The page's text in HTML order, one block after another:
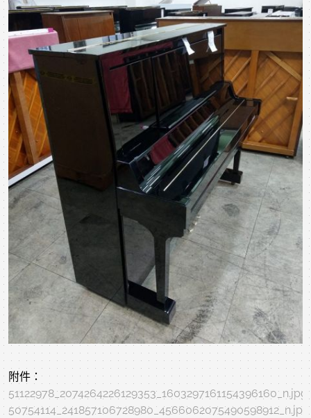
附件：
51122978_2074264226129353_1603297161154396160_n.jpg
50754114_241857106728980_4566062075490598912_n.jpg